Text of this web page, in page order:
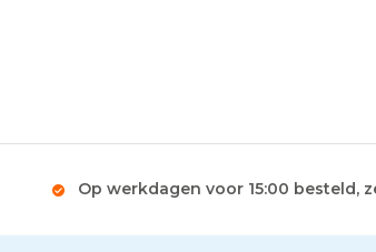
Op werkdagen voor 15:00 besteld,